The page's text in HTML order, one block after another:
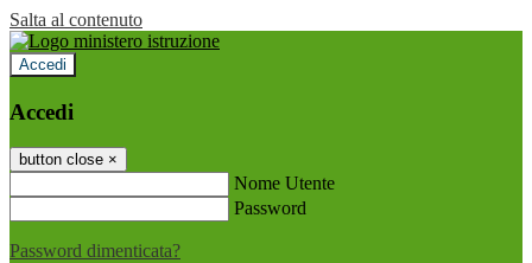
Salta al contenuto
Accedi
Accedi
button close ×
Nome Utente
Password
Password dimenticata?